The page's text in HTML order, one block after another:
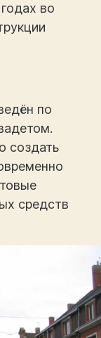
во
по
создать
средств